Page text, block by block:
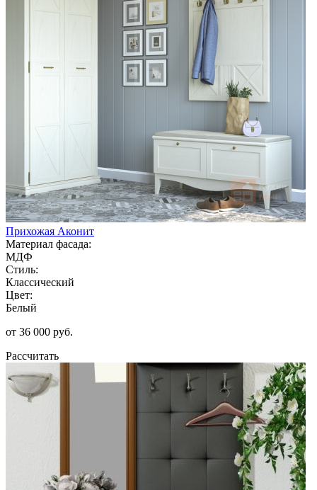
Прихожая Аконит
Материал фасада:
МДФ
Стиль:
Классический
Цвет:
Белый
от 36 000 руб.
Рассчитать